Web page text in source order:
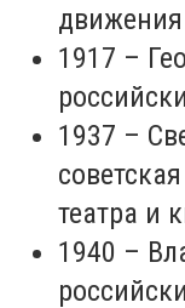
1917 –
1937 –
театра и
1940 –